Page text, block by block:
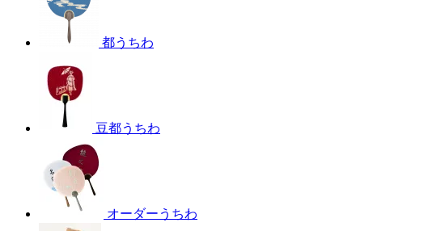
都うちわ
豆都うちわ
オーダーうちわ